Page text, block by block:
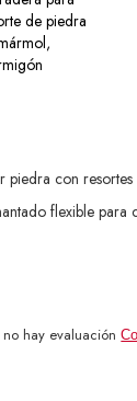
de piedra
piedra con resortes
flexible para
no hay evaluación